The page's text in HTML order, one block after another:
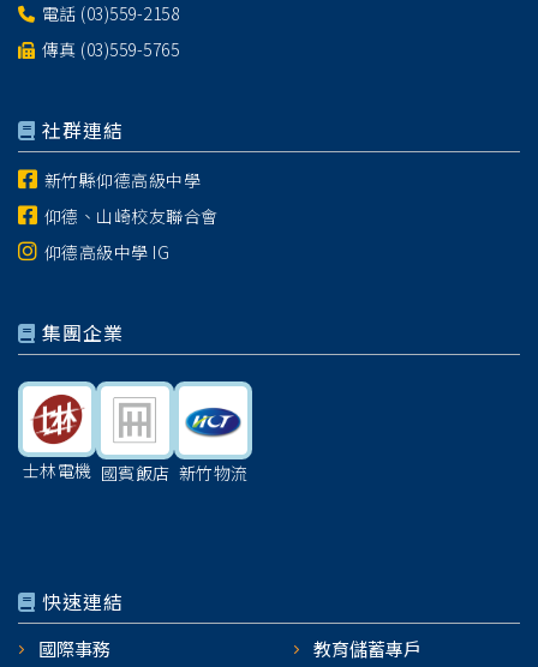
電話 (03)559-2158
傳真 (03)559-5765
社群連結
新竹縣仰德高級中學
仰德、山崎校友聯合會
仰德高級中學 IG
集團企業
士林電機 國賓飯店 新竹物流
快速連結
國際事務 教育儲蓄專戶